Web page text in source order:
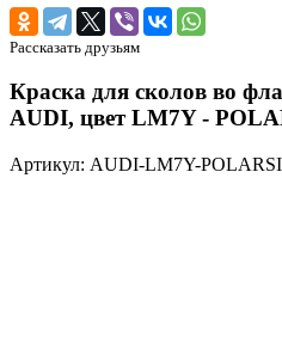
Рассказать друзьям
Краска для сколов во
AUDI, цвет LM7Y -
Артикул: AUDI-LM7Y-